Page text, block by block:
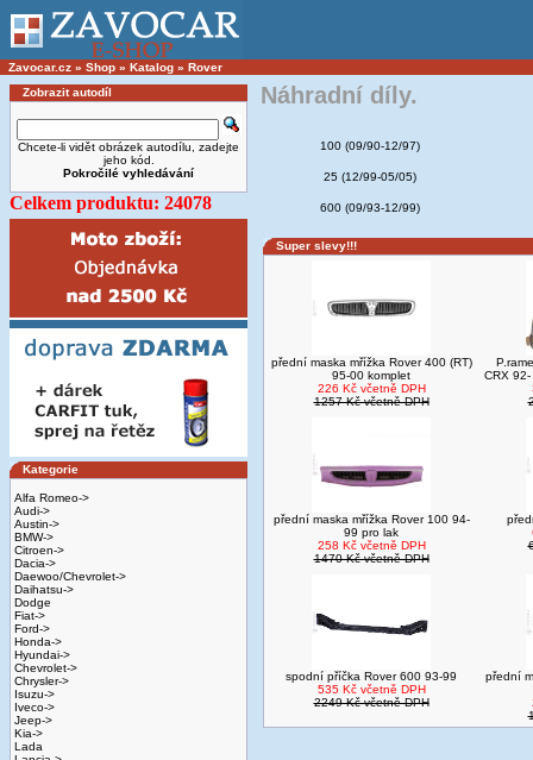
Zavocar.cz » Shop » Katalog » Rover
Zobrazit autodíl
Chcete-li vidět obrázek autodílu, zadejte
jeho kód.
Pokročilé vyhledávání
Celkem produktu: 24078
Kategorie
Alfa Romeo->
Audi->
Austin->
BMW->
Citroen->
Dacia->
Daewoo/Chevrolet->
Daihatsu->
Dodge
Fiat->
Ford->
Honda->
Hyundai->
Chevrolet->
Chrysler->
Isuzu->
Iveco->
Jeep->
Kia->
Lada
Náhradní díly.
100 (09/90-12/97)
25 (12/99-05/05)
600 (09/93-12/99)
Super slevy!!!
přední maska mřížka Rover 400 (RT)
95-00 komplet
226 Kč včetně DPH
1257 Kč včetně DPH
CRX
přední maska mřížka Rover 100 94-
99 pro lak
258 Kč včetně DPH
1470 Kč včetně DPH
spodní příčka Rover 600 93-99
535 Kč včetně DPH
2249 Kč včetně DPH
přední